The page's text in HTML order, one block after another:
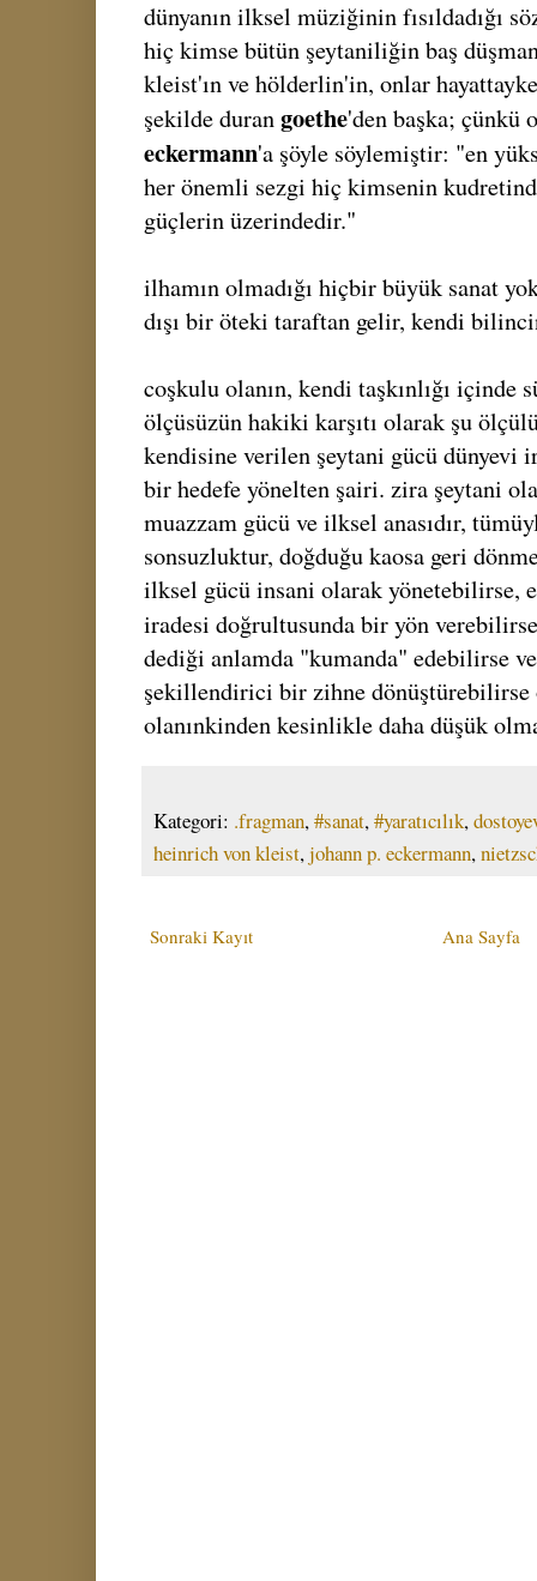
dünyanın ilksel müziğinin fısıldadığı
hiç kimse bütün şeytaniliğin baş
kleist'ın ve hölderlin'in, onlar
şekilde durangoethe'den başka; çünkü
eckermann'a şöyle söylemiştir: "en
her önemli sezgi hiç kimsenin
güçlerin üzerindedir."
ilhamın olmadığı hiçbir büyük sanat
dışı bir öteki taraftan gelir, kendi
coşkulu olanın, kendi taşkınlığı
ölçüsüzün hakiki karşıtı olarak şu
kendisine verilen şeytani gücü dünyevi
bir hedefe yönelten şairi. zira şeytani
muazzam gücü ve ilksel anasıdır,
sonsuzluktur, doğduğu kaosa geri
ilksel gücü insani olarak yönetebilirse,
iradesi doğrultusunda bir yön
dediği anlamda "kumanda" edebilirse
şekillendirici bir zihne dönüştürebilirse
olanınkinden kesinlikle daha düşük
Kategori: .fragman,#sanat,#yaratıcılık,
heinrich von kleist,johann p. eckermann,
Sonraki Kayıt Ana Sayfa